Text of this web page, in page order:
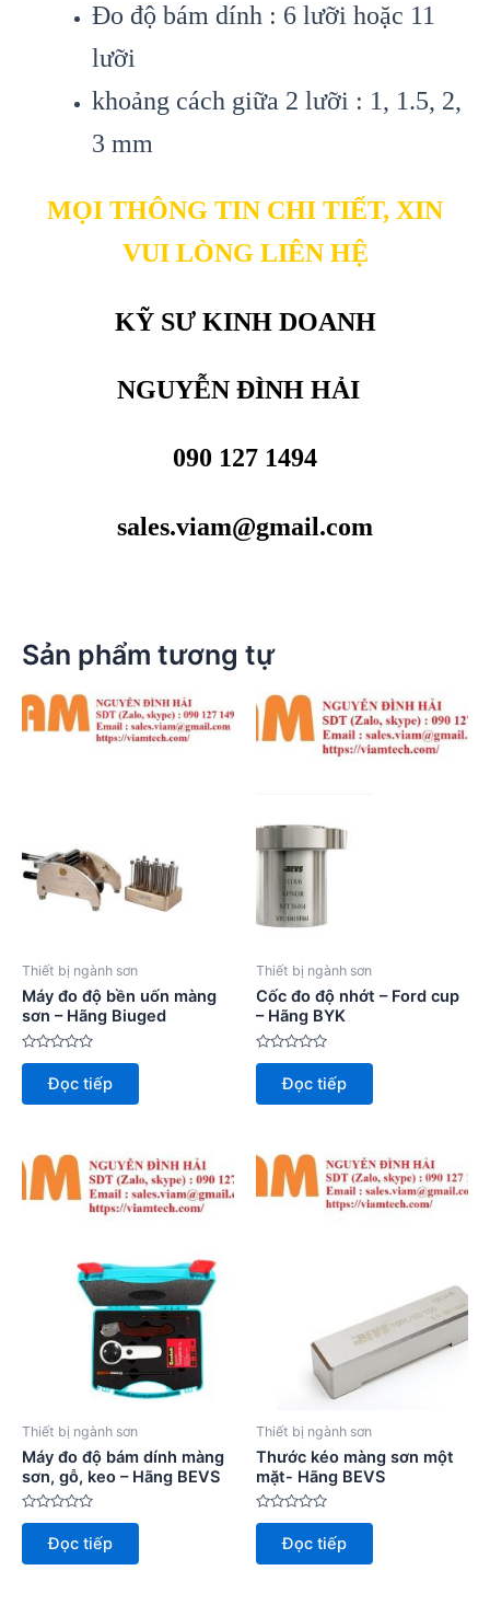
Đo độ bám dính : 6 lưỡi hoặc 11
lưỡi
khoảng cách giữa 2 lưỡi : 1, 1.5, 2,
3 mm
MỌI THÔNG TIN CHI TIẾT, XIN
VUI LÒNG LIÊN HỆ
KỸ SƯ KINH DOANH
NGUYỄN ĐÌNH HẢI
090 127 1494
sales.viam@gmail.com
Sản phẩm tương tự
Thiết bị ngành sơn
Máy đo độ bền uốn màng
sơn – Hãng Biuged
Được
hạng
0
Đọc tiếp
Thiết bị ngành sơn
Cốc đo độ nhớt – Ford cup
– Hãng BYK
Được
hạng
0
Đọc tiếp
Thiết bị ngành sơn
Máy đo độ bám dính màng
sơn, gỗ, keo – Hãng BEVS
Được
hạng
0
Đọc tiếp
Thiết bị ngành sơn
Thước kéo màng sơn một
mặt- Hãng BEVS
Được
hạng
0
Đọc tiếp